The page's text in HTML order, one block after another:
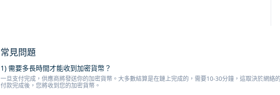
常見問題
1) 需要多長時間才能收到加密貨幣？
一旦支付完成，供應商將發送你的加密貨幣。大多數結算是在鏈上完成的，需要10-30分鐘，這取決於網絡
付款完成後，您將收到您的加密貨幣。